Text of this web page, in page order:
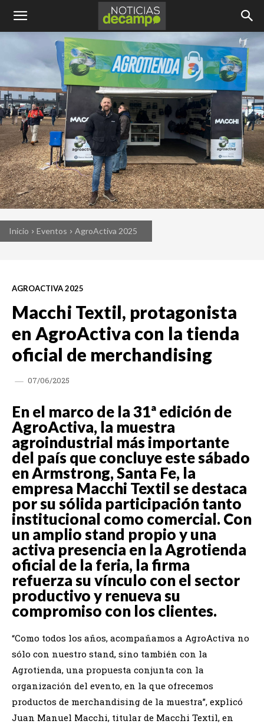
Inicio Eventos AgroActiva 2025
AGROACTIVA 2025
Macchi Textil, protagonista
en AgroActiva con la tienda
oficial de merchandising
07/06/2025
En el marco de la 31ª edición de
AgroActiva, la muestra
agroindustrial más importante
del país que concluye este sábado
en Armstrong, Santa Fe, la
empresa Macchi Textil se destaca
por su sólida participación tanto
institucional como comercial. Con
un amplio stand propio y una
activa presencia en la Agrotienda
oficial de la feria, la firma
refuerza su vínculo con el sector
productivo y renueva su
compromiso con los clientes.
“Como todos los años, acompañamos a AgroActiva no
sólo con nuestro stand, sino también con la
Agrotienda, una propuesta conjunta con la
organización del evento, en la que ofrecemos
productos de merchandising de la muestra”, explicó
Juan Manuel Macchi, titular de Macchi Textil, en